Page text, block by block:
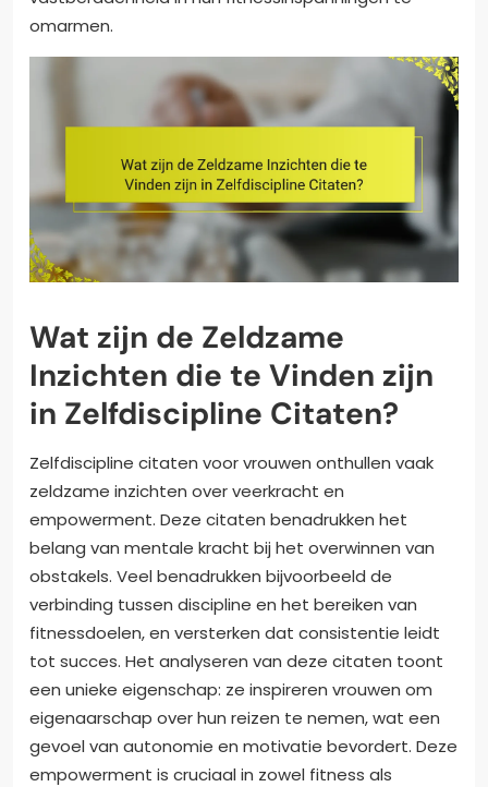
omarmen.
Wat zijn de Zeldzame
Inzichten die te Vinden zijn
in Zelfdiscipline Citaten?
Zelfdiscipline citaten voor vrouwen onthullen vaak
zeldzame inzichten over veerkracht en
empowerment. Deze citaten benadrukken het
belang van mentale kracht bij het overwinnen van
obstakels. Veel benadrukken bijvoorbeeld de
verbinding tussen discipline en het bereiken van
fitnessdoelen, en versterken dat consistentie leidt
tot succes. Het analyseren van deze citaten toont
een unieke eigenschap: ze inspireren vrouwen om
eigenaarschap over hun reizen te nemen, wat een
gevoel van autonomie en motivatie bevordert. Deze
empowerment is cruciaal in zowel fitness als